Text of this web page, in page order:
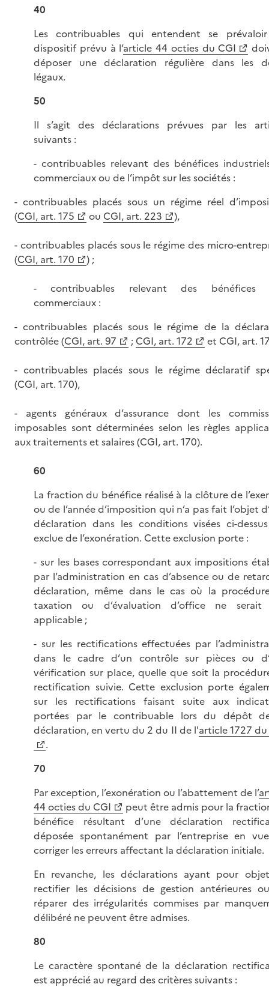
40
Les contribuables qui entendent se
dispositif prévu à l’article 44 octies du CGI
déposer une déclaration régulière dans les
légaux.
50
Il s’agit des déclarations prévues par les
suivants :
- contribuables relevant des bénéfices
commerciaux ou de l’impôt sur les sociétés :
- contribuables placés sous un régime réel
(CGI, art. 175 ou CGI, art. 223
),
- contribuables placés sous le régime des micro-
(CGI, art. 170
) ;
- contribuables relevant des bénéfices
commerciaux :
- contribuables placés sous le régime de la
contrôlée (CGI, art. 97 ; CGI, art. 172
et CGI, art.
- contribuables placés sous le régime déclaratif
(CGI, art. 170),
- agents généraux d’assurance dont les
imposables sont déterminées selon les règles
aux traitements et salaires (CGI, art. 170).
60
La fraction du bénéfice réalisé à la clôture de
ou de l’année d’imposition qui n’a pas fait l’objet
déclaration dans les conditions visées ci-
exclue de l’exonération. Cette exclusion porte :
- sur les bases correspondant aux impositions
par l’administration en cas d’absence ou de
déclaration, même dans le cas où la
taxation ou d’évaluation d’office ne serait
applicable ;
- sur les rectifications effectuées par
dans le cadre d’un contrôle sur pièces ou
vérification sur place, quelle que soit la
rectification suivie. Cette exclusion porte
sur les rectifications faisant suite aux
portées par le contribuable lors du dépôt
déclaration, en vertu du 2 du II de l'article 1727
.
70
Par exception, l’exonération ou l’abattement de l’
44 octies du CGI
peut être admis pour la
bénéfice résultant d’une déclaration
déposée spontanément par l’entreprise en
corriger les erreurs affectant la déclaration initiale.
En revanche, les déclarations ayant pour
rectifier les décisions de gestion antérieures
réparer des irrégularités commises par
délibéré ne peuvent être admises.
80
Le caractère spontané de la déclaration
est apprécié au regard des critères suivants :